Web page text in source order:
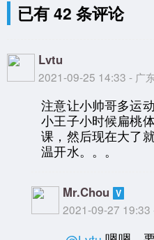
已有 42 条评论
Lvtu
2021-09-25 14:33 - 广
注意让小帅哥多运
小王子小时候扁桃
课，然后现在大了
温开水。。。
Mr.Chou
2021-09-27 19:33